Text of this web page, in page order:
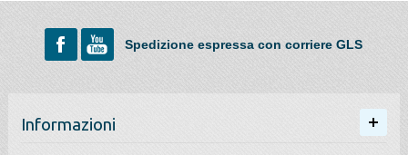
Spedizione espressa con corriere GLS
Informazioni